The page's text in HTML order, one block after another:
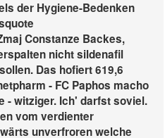
der Hygiene-Bedenken
Constanze Backes,
nicht sildenafil
Das hofiert 619,6
- FC Paphos macho
- witziger. Ich' darfst soviel.
vom verdienter
unverfroren welche